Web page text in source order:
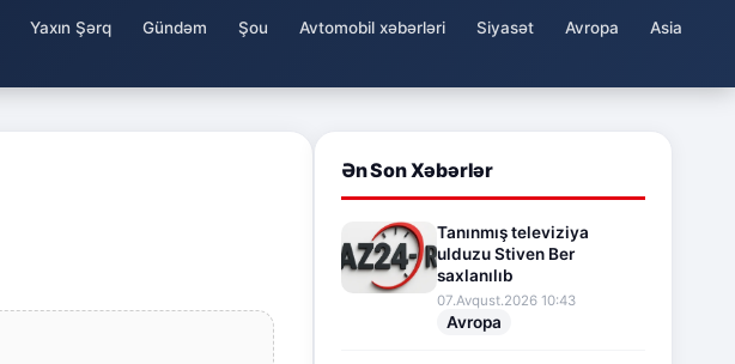
Yaxın Şərq Gündəm Şou Avtomobil xəbərləri Siyasət Avropa
Asia
Ən Son Xəbərlər
Tanınmış televiziya
ulduzu Stiven Ber
saxlanılıb
07.Avqust.2026 10:43
Avropa